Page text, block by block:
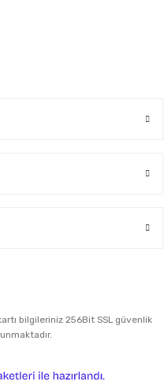
bilgileriniz 256Bit SSL güvenlik
e-